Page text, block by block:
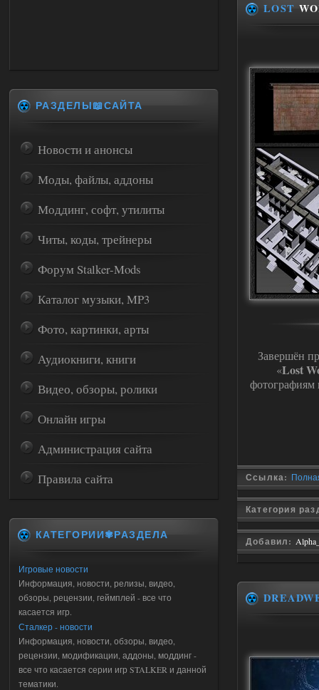
LOST
Завершён
«Lost
фотографиям
Ссылка:
Категория
Добавил:
РАЗДЕЛЫ📖САЙТА
Новости и анонсы
Моды, файлы, аддоны
Моддинг, софт, утилиты
Читы, коды, трейнеры
Форум Stalker-Mods
Каталог музыки, MP3
Фото, картинки, арты
Аудиокниги, книги
Видео, обзоры, ролики
Онлайн игры
Администрация сайта
Правила сайта
КАТЕГОРИИ✾РАЗДЕЛА
Игровые новости
Информация, новости, релизы, видео,
обзоры, рецензии, геймплей - все что
касается игр.
Сталкер - новости
Информация, новости, обзоры, видео,
рецензии, модификации, аддоны, моддинг -
все что касается серии игр STALKER и данной
тематики.